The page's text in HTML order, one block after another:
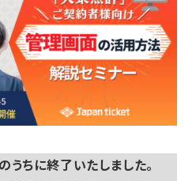
ちに終了いたしました。